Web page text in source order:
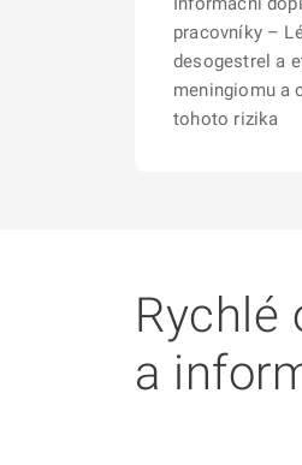
pracovníky –
desogestrel a
meningiomu a
tohoto rizika
Rychlé
a